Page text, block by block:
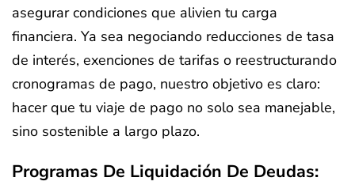
asegurar condiciones que alivien tu carga
financiera. Ya sea negociando reducciones de tasa
de interés, exenciones de tarifas o reestructurando
cronogramas de pago, nuestro objetivo es claro:
hacer que tu viaje de pago no solo sea manejable,
sino sostenible a largo plazo.
Programas De Liquidación De Deudas: